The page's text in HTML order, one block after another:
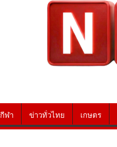
กีฬา ข่าวทั่วไทย เกษตร